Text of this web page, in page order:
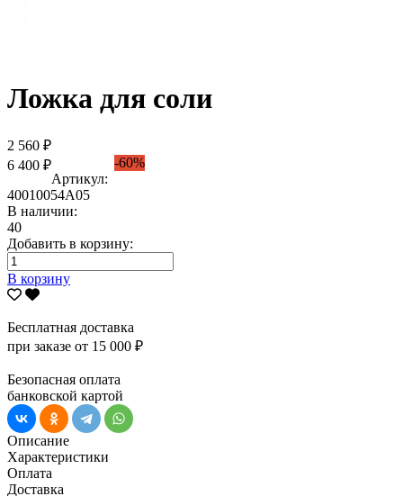
Ложка для соли
2 560 ₽
6 400 ₽
-60%
Артикул:
40010054А05
В наличии:
40
Добавить в корзину:
В корзину
Бесплатная доставка
при заказе от 15 000 ₽
Безопасная оплата
банковской картой
Описание
Характеристики
Оплата
Доставка